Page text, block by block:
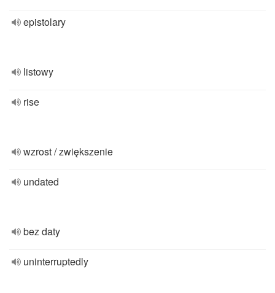
epistolary
listowy
rise
wzrost / zwiększenie
undated
bez daty
uninterruptedly